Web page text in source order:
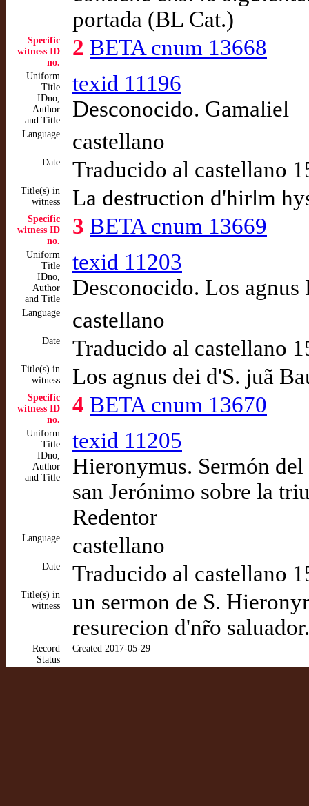
portada (BL Cat.)
Specific
witness ID
no.
2 BETA cnum 13668
Uniform
Title
IDno,
Author
and Title
texid 11196
Desconocido. Gamaliel
Language castellano
Date Traducido al castellano
Title(s) in
witness
La destruction d'hirlm
Specific
witness ID
no.
3 BETA cnum 13669
Uniform
Title
IDno,
Author
and Title
texid 11203
Desconocido. Los agnus
Language castellano
Date Traducido al castellano
Title(s) in
witness
Los agnus dei d'S. juã
Specific
witness ID
no.
4 BETA cnum 13670
Uniform
Title
IDno,
Author
and Title
texid 11205
Hieronymus. Sermón
san Jerónimo sobre la
Redentor
Language castellano
Date Traducido al castellano
Title(s) in
witness
un sermon de S.
resurecion d'nr̃o
Record
Status
Created 2017-05-29